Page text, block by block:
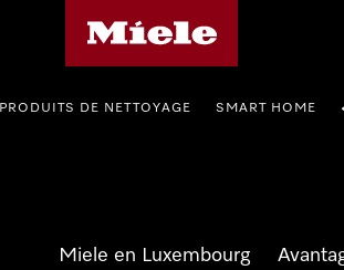
PRODUITS DE NETTOYAGE SMART HOME
Miele en Luxembourg